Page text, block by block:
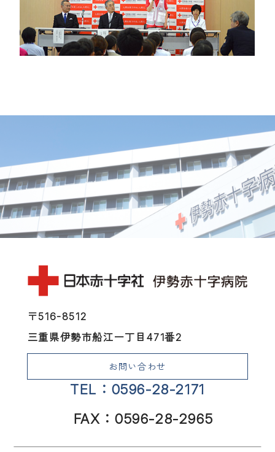
〒516-8512
三重県伊勢市船江一丁目471番2
お問い合わせ
TEL：0596-28-2171
FAX：0596-28-2965